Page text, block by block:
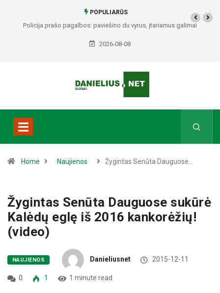
POPULIARŪS
Policija prašo pagalbos: paviešino du vyrus, įtariamus galimai
padariusius vagystes Alytuje ir Dauguose
2026-08-08
Home Naujienos Žygintas Senūta Dauguose…
Žygintas Senūta Dauguose sukūrė
Kalėdų eglę iš 2016 kankorėžių!
(video)
NAUJIENOS Danieliusnet 2015-12-11
0 1 1 minute read